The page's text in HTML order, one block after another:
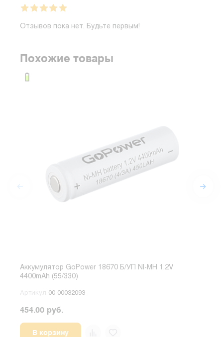
Отзывов пока нет. Будьте первым!
Похожие товары
Аккумулятор GoPower 18670 Б/УП NI-MH 1.2V
4400mAh (55/330)
Артикул 00-00032093
454.00 руб.
В корзину